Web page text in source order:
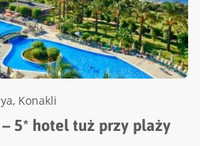
, Konakli
– 5* hotel tuż przy plaży